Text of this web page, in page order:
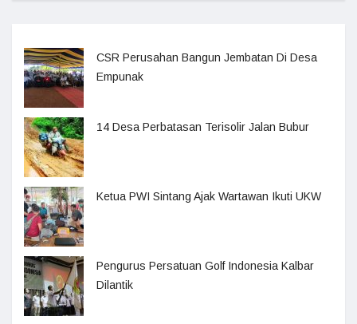
CSR Perusahan Bangun Jembatan Di Desa
Empunak
14 Desa Perbatasan Terisolir Jalan Bubur
Ketua PWI Sintang Ajak Wartawan Ikuti UKW
Pengurus Persatuan Golf Indonesia Kalbar
Dilantik